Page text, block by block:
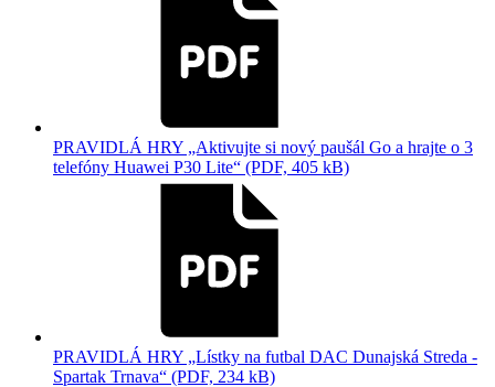
PRAVIDLÁ HRY „Aktivujte si nový paušál Go a hrajte o 3
telefóny Huawei P30 Lite“ (PDF, 405 kB)
PRAVIDLÁ HRY „Lístky na futbal DAC Dunajská Streda -
Spartak Trnava“ (PDF, 234 kB)